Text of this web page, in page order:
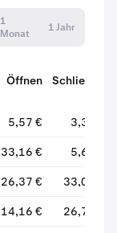
1
Monat
1 Jahr
Öffnen
Schließen
5,57 € 3,31 €
33,16 € 5,65 €
26,37 € 33,04 €
14,16 € 26,73 €